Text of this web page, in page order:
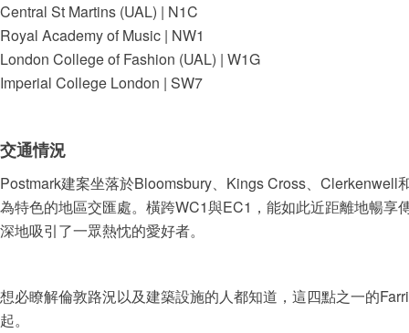
Central St Martins (UAL) | N1C
Royal Academy of Music | NW1
London College of Fashion (UAL) | W1G
Imperial College London | SW7
交通情況
Postmark建案坐落於Bloomsbury、Kings Cross、Clerkenwell
為特色的地區交匯處。橫跨WC1與EC1，能如此近距離地暢享
深地吸引了一眾熱忱的愛好者。
想必瞭解倫敦路況以及建築設施的人都知道，這四點之一的
起。